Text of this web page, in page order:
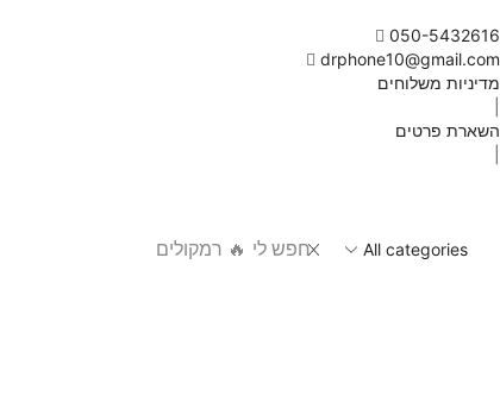
050-5432616
drphone10@gmail.com
מדיניות משלוחים
השארת פרטים
חפש לי 🔥 רמקולים